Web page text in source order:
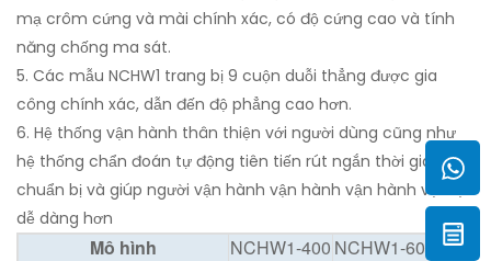
mạ crôm cứng và mài chính xác, có độ cứng cao và tính
năng chống ma sát.
5. Các mẫu NCHW1 trang bị 9 cuộn duỗi thẳng được gia
công chính xác, dẫn đến độ phẳng cao hơn.
6. Hệ thống vận hành thân thiện với người dùng cũng như
hệ thống chẩn đoán tự động tiên tiến rút ngắn thời gian
chuẩn bị và giúp người vận hành vận hành vận hành vật liệu
dễ dàng hơn
Mô hình NCHW1-400 NCHW1-600